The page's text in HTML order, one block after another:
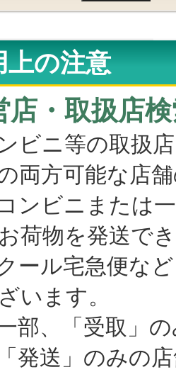
上の注意
店・取扱店
ビニ等の取扱
両方可能な店
ニまたは一
荷物を発送で
宅急便など
います。
「受取」の
」のみの店